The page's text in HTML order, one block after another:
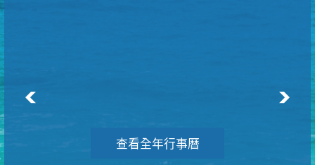
查看全年行事曆